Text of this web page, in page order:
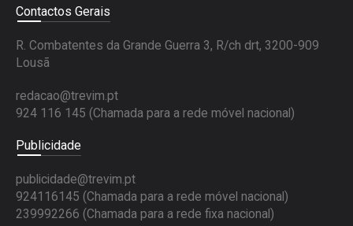
Contactos Gerais
R. Combatentes da Grande Guerra 3, R/ch drt, 3200-909
Lousã
redacao@trevim.pt
924 116 145 (Chamada para a rede móvel nacional)
Publicidade
publicidade@trevim.pt
924116145 (Chamada para a rede móvel nacional)
239992266 (Chamada para a rede fixa nacional)